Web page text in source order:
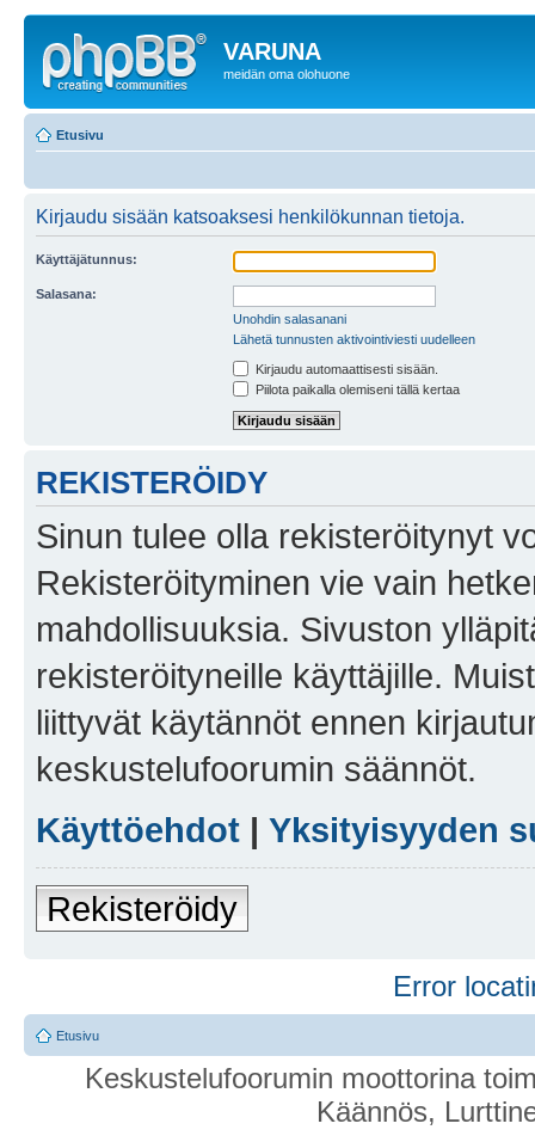
VARUNA
meidän oma olohuone
Etusivu
Kirjaudu sisään katsoaksesi henkilökunnan tietoja.
Käyttäjätunnus:
Salasana:
Unohdin salasanani
Lähetä tunnusten aktivointiviesti uudelleen
Kirjaudu automaattisesti sisään.
Piilota paikalla olemiseni tällä kertaa
REKISTERÖIDY
Sinun tulee olla rekisteröitynyt
Rekisteröityminen vie vain
mahdollisuuksia. Sivuston
rekisteröityneille käyttäjille.
liittyvät käytännöt ennen
keskustelufoorumin säännöt.
Käyttöehdot | Yksityisyyden
Rekisteröidy
Error
Etusivu
Keskustelufoorumin moottorina
Käännös,